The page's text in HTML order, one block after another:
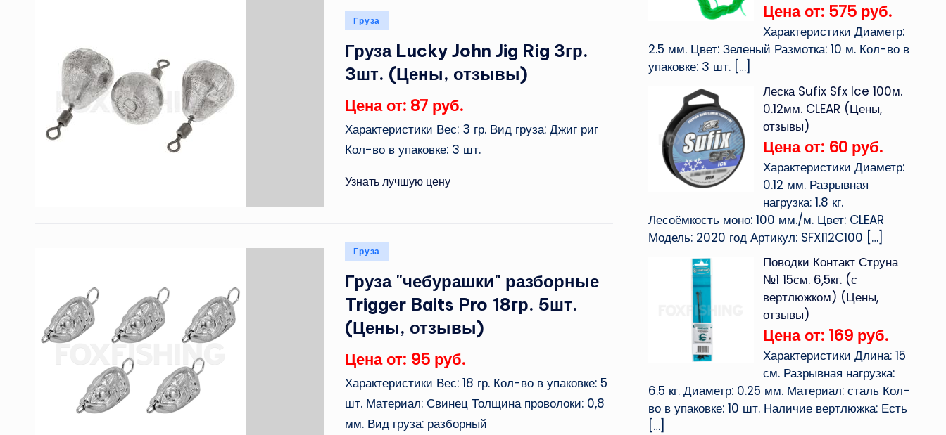
Опубликовано
Груза
Груза Lucky John Jig Rig 3гр.
3шт. (Цены, отзывы)
Цена от: 87 руб.
Характеристики Вес: 3 гр. Вид груза: Джиг риг
Кол-во в упаковке: 3 шт.
Узнать лучшую цену
Опубликовано
Груза
Груза "чебурашки" разборные
Trigger Baits Pro 18гр. 5шт.
(Цены, отзывы)
Цена от: 95 руб.
Характеристики Вес: 18 гр. Кол-во в упаковке: 5
шт. Материал: Свинец Толщина проволоки: 0,8
мм. Вид груза: разборный
Цена от: 575 руб.
Характеристики Диаметр:
2.5 мм. Цвет: Зеленый Размотка: 10 м. Кол-во в
упаковке: 3 шт.[…]
Леска Sufix Sfx Ice 100м.
0.12мм. CLEAR (Цены,
отзывы)
Цена от: 60 руб.
Характеристики Диаметр:
0.12 мм. Разрывная
нагрузка: 1.8 кг.
Лесоёмкость моно: 100 мм./м. Цвет: CLEAR
Модель: 2020 год Артикул: SFXI12C100 […]
Поводки Контакт Струна
№1 15см. 6,5кг. (с
вертлюжком) (Цены,
отзывы)
Цена от: 169 руб.
Характеристики Длина: 15
см. Разрывная нагрузка:
6.5 кг. Диаметр: 0.25 мм. Материал: сталь Кол-
во в упаковке: 10 шт. Наличие вертлюжка: Есть
[…]